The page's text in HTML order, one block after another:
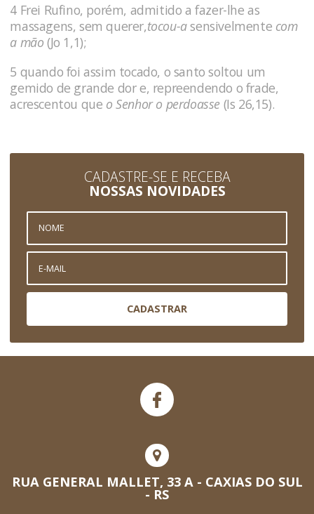
4 Frei Rufino, porém, admitido a fazer-lhe as
massagens, sem querer,tocou-asensivelmente com
a mão (Jo 1,1);
5 quando foi assim tocado, o santo soltou um
gemido de grande dor e, repreendendo o frade,
acrescentou que o Senhor o perdoasse (Is 26,15).
CADASTRE-SE E RECEBA
NOSSAS NOVIDADES
CADASTRAR
RUA GENERAL MALLET, 33 A - CAXIAS DO SUL
- RS